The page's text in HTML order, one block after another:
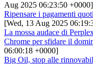
Aug 2025 06:23:50 +0000]
Ripensare i pagamenti
[Wed, 13 Aug 2025
La mossa audace di
Chrome per sfidare il
06:00:18 +0000]
Big Oil, stop alle